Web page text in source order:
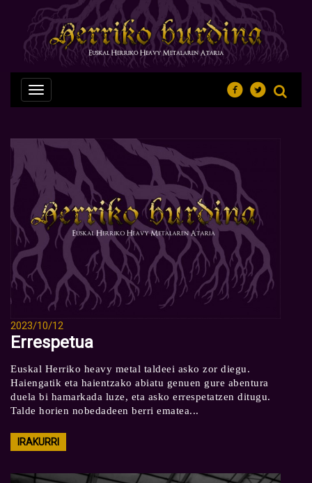
Nabegazioa
ireki
2023/10/12
Errespetua
Euskal Herriko heavy metal taldeei asko zor diegu.
Haiengatik eta haientzako abiatu genuen gure abentura
duela bi hamarkada luze, eta asko errespetatzen ditugu.
Talde horien nobedadeen berri ematea...
IRAKURRI